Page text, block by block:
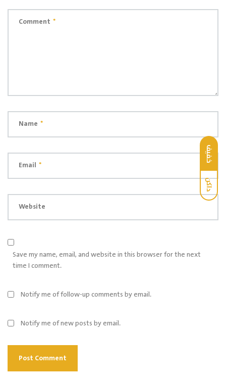
خفيف
داكن
Comment *
Name *
Email *
Website
Save my name, email, and website in this browser for the next
time I comment.
Notify me of follow-up comments by email.
Notify me of new posts by email.